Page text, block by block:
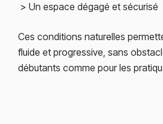
> Un espace dégagé et sécurisé
Ces conditions naturelles
fluide et progressive, sans
débutants comme pour les